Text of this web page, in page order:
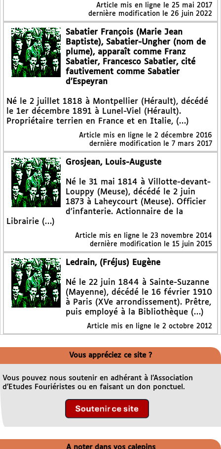
Article mis en ligne le 25 mai 2017
dernière modification le 26 juin 2022
Sabatier François (Marie Jean
Baptiste), Sabatier-Ungher (nom de
plume), apparaît comme Franz
Sabatier, Francesco Sabatier, cité
fautivement comme Sabatier
d’Espeyran
Né le 2 juillet 1818 à Montpellier (Hérault), décédé
le 1er décembre 1891 à Lunel-Viel (Hérault).
Propriétaire terrien en France et en Italie, (…)
Article mis en ligne le 2 décembre 2016
dernière modification le 7 mars 2017
Grosjean, Louis-Auguste
Né le 31 mai 1814 à Villotte-devant-
Louppy (Meuse), décédé le 2 juin
1873 à Laheycourt (Meuse). Officier
d’infanterie. Actionnaire de la
Librairie (…)
Article mis en ligne le 23 novembre 2014
dernière modification le 15 juin 2015
Ledrain, (Fréjus) Eugène
Né le 22 juin 1844 à Sainte-Suzanne
(Mayenne), décédé le 16 février 1910
à Paris (XVe arrondissement). Prêtre,
puis employé à la Bibliothèque (…)
Article mis en ligne le 2 octobre 2012
Vous appréciez ce site ?
Vous pouvez nous soutenir en adhérant à l’Association
d’Etudes Fouriéristes ou en faisant un don ponctuel.
A noter dans vos calepins